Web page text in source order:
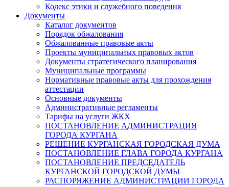
Кодекс этики и служебного поведения
Документы
Каталог документов
Порядок обжалования
Обжалованные правовые акты
Проекты муниципальных правовых актов
Документы стратегического планирования
Муниципальные программы
Нормативные правовые акты для прохождения
аттестации
Основные документы
Административные регламенты
Тарифы на услуги ЖКХ
ПОСТАНОВЛЕНИЕ АДМИНИСТРАЦИЯ
ГОРОДА КУРГАНА
РЕШЕНИЕ КУРГАНСКАЯ ГОРОДСКАЯ ДУМА
ПОСТАНОВЛЕНИЕ ГЛАВА ГОРОДА КУРГАНА
ПОСТАНОВЛЕНИЕ ПРЕДСЕДАТЕЛЬ
КУРГАНСКОЙ ГОРОДСКОЙ ДУМЫ
РАСПОРЯЖЕНИЕ АДМИНИСТРАЦИИ ГОРОДА